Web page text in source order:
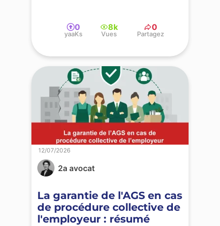
0
yaaKs
8k
Vues
0
Partagez
2a avocat
La garantie de l'AGS en cas
de procédure collective de
l'employeur : résumé
12/07/2026